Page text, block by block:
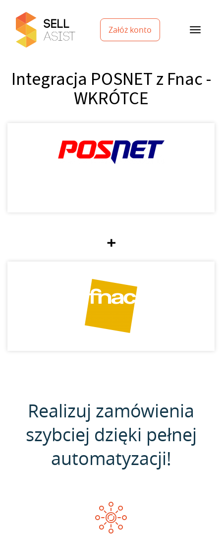
Załóż konto
Integracja POSNET z Fnac -
WKRÓTCE
+
Realizuj zamówienia
szybciej dzięki pełnej
automatyzacji!